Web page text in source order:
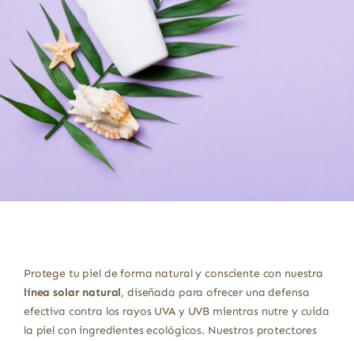
Protege tu piel de forma natural y consciente con nuestra
línea solar natural, diseñada para ofrecer una defensa
efectiva contra los rayos UVA y UVB mientras nutre y cuida
la piel con ingredientes ecológicos. Nuestros protectores